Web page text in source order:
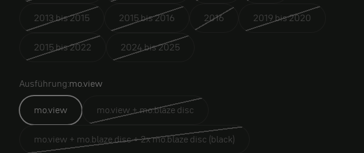
2013 bis 2015 2015 bis 2016 2016 2019 bis 2020
2015 bis 2022 2024 bis 2025
Ausführung:mo.view
mo.view mo.view + mo.blaze disc
mo.view + mo.blaze disc + 2x mo.blaze disc (black)